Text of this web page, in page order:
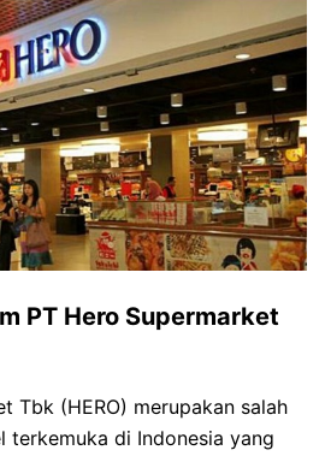
PT Hero Supermarket
Tbk (HERO) merupakan salah
terkemuka di Indonesia yang